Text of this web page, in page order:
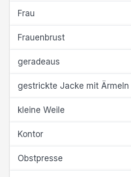
Frau
Frauenbrust
geradeaus
gestrickte Jacke mit Ärmeln
kleine Weile
Kontor
Obstpresse